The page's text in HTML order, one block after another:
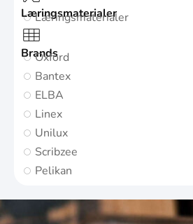
Læringsmaterialer
Læringsmaterialer
Brands
Oxford
Bantex
ELBA
Linex
Unilux
Scribzee
Pelikan